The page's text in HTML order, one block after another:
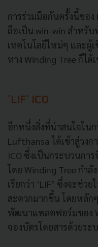
การร่วมมือกันครั้งนี้ของ
ถือเป็น win-win สำหรั
เทคโนโลยีใหม่ๆ และผู้
ทาง Winding Tree ก็ไ
'LIF' ICO
อีกหนึ่งสิ่งที่น่าสนใจใน
Lufthansa ได้เข้าสู่วง
ICO ซึ่งเป็นกระบวนก
โดย Winding Tree กำลั
เรียกว่า ‘LIF’ ซึ่งจะช่ว
สะดวกมากขึ้น โดยหลัก
พัฒนาแพลตฟอร์มของ
จองบัตรโดยสารด้วยระ